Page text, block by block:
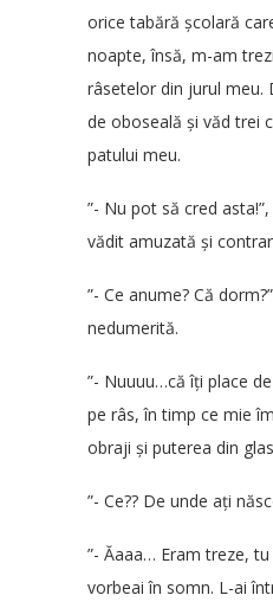
orice tabără școlară
noapte, însă, m-am
râsetelor din jurul meu.
de oboseală și văd trei
patului meu.
”- Nu pot să cred
vădit amuzată și
”- Ce anume? Că
nedumerită.
”- Nuuuu…că îți place
pe râs, în timp ce mie
obraji și puterea din
”- Ce?? De unde ați
”- Ăaaa… Eram treze,
vorbeai în somn. L-ai